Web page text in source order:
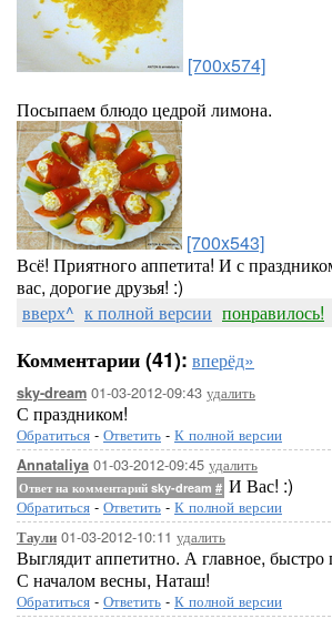
[700x574]
Посыпаем блюдо цедрой лимона.
[700x543]
Всё! Приятного аппетита! И с
вас, дорогие друзья! :)
вверх^ к полной версии понравилось!
Комментарии (41): вперёд»
sky-dream 01-03-2012-09:43 удалить
С праздником!
Обратиться - Ответить - К полной версии
Annataliya 01-03-2012-09:45 удалить
Ответ на комментарий sky-dream # И Вас! :)
Обратиться - Ответить - К полной версии
Таули 01-03-2012-10:11 удалить
Выглядит аппетитно. А главное, быстро
С началом весны, Наташ!
Обратиться - Ответить - К полной версии